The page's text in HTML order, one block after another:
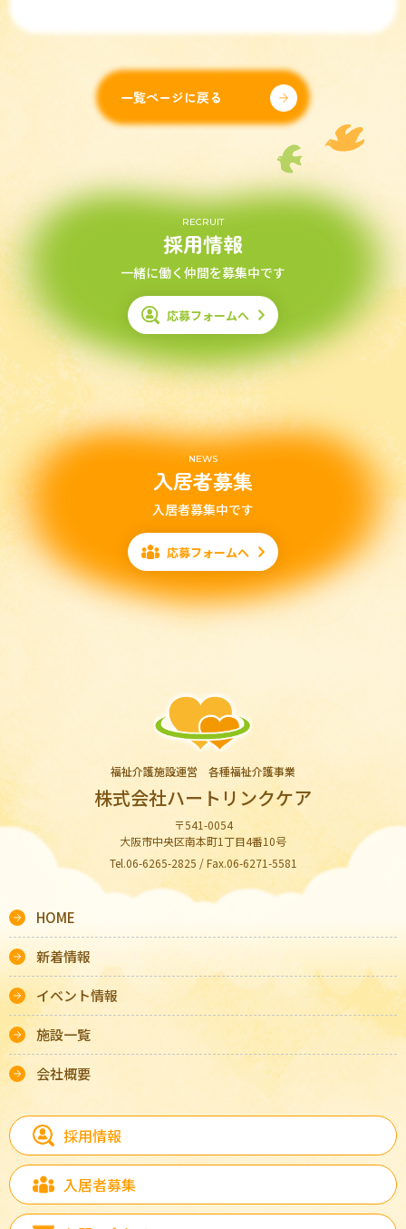
一覧ページに戻る
RECRUIT
採用情報
一緒に働く仲間を募集中です
応募フォームへ
NEWS
入居者募集
入居者募集中です
応募フォームへ
福祉介護施設運営 各種福祉介護事業
株式会社ハートリンクケア
〒541-0054
大阪市中央区南本町1丁目4番10号
Tel.06-6265-2825 / Fax.06-6271-5581
HOME
新着情報
イベント情報
施設一覧
会社概要
採用情報
入居者募集